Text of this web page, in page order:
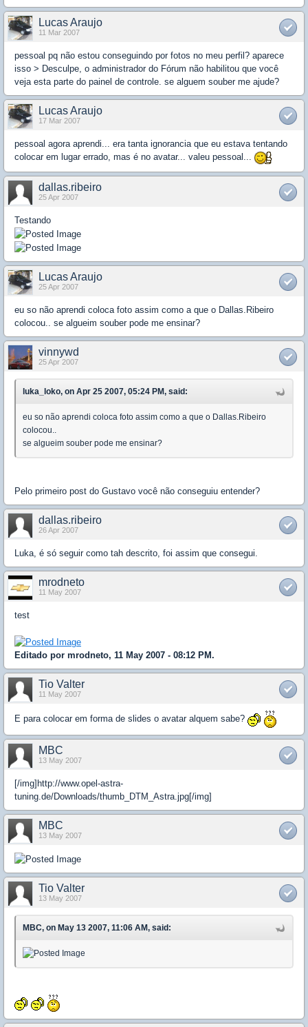
Lucas Araujo
11 Mar 2007
pessoal pq não estou conseguindo por fotos no meu perfil? aparece
isso > Desculpe, o administrador do Fórum não habilitou que você
veja esta parte do painel de controle. se alguem souber me ajude?
Lucas Araujo
17 Mar 2007
pessoal agora aprendi... era tanta ignorancia que eu estava tentando
colocar em lugar errado, mas é no avatar... valeu pessoal...
dallas.ribeiro
25 Apr 2007
Testando
Lucas Araujo
25 Apr 2007
eu so não aprendi coloca foto assim como a que o Dallas.Ribeiro
colocou.. se algueim souber pode me ensinar?
vinnywd
25 Apr 2007
luka_loko, on Apr 25 2007, 05:24 PM, said:
eu so não aprendi coloca foto assim como a que o Dallas.Ribeiro
colocou..
se algueim souber pode me ensinar?
Pelo primeiro post do Gustavo você não conseguiu entender?
dallas.ribeiro
26 Apr 2007
Luka, é só seguir como tah descrito, foi assim que consegui.
mrodneto
11 May 2007
test
Editado por mrodneto, 11 May 2007 - 08:12 PM.
Tio Valter
11 May 2007
E para colocar em forma de slides o avatar alquem sabe?
MBC
13 May 2007
[/img]http://www.opel-astra-
tuning.de/Downloads/thumb_DTM_Astra.jpg[/img]
MBC
13 May 2007
Tio Valter
13 May 2007
MBC, on May 13 2007, 11:06 AM, said: